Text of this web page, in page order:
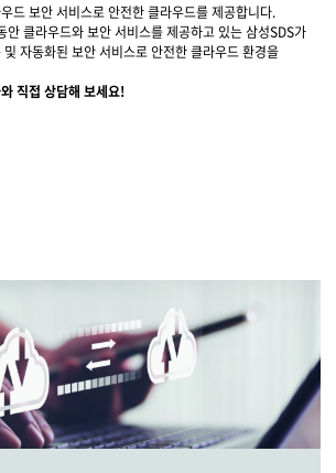
드 보안 서비스로 안전한 클라우드를 제공합니다.
안 클라우드와 보안 서비스를 제공하고 있는 삼성SDS가
자동화된 보안 서비스로 안전한 클라우드 환경을
직접 상담해 보세요!